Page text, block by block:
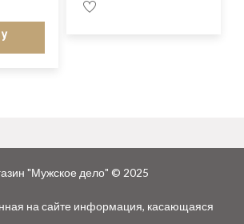
"Мужское дело" © 2025
на сайте информация, касающаяся